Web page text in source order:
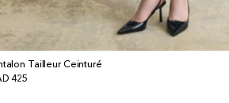
Tailleur Ceinturé
425